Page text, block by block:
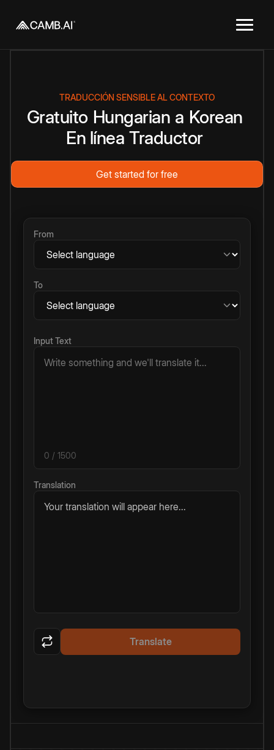
TRADUCCIÓN SENSIBLE AL CONTEXTO
Gratuito Hungarian a Korean
En línea Traductor
Get started for free
From
To
Input Text
0 / 1500
Translation
Your translation will appear here...
Translate